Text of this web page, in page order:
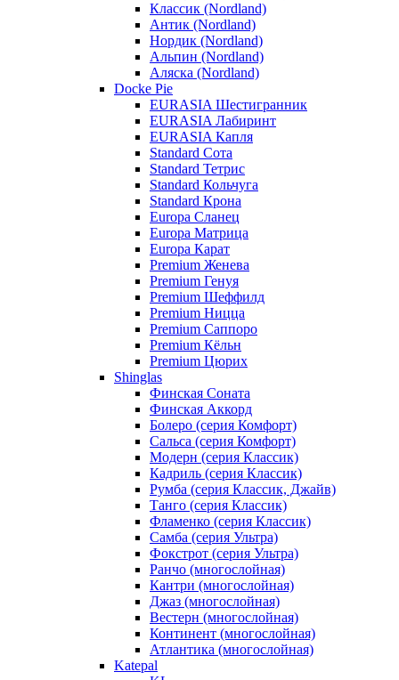
Классик (Nordland)
Антик (Nordland)
Нордик (Nordland)
Альпин (Nordland)
Аляска (Nordland)
Docke Pie
EURASIA Шестигранник
EURASIA Лабиринт
EURASIA Капля
Standard Сота
Standard Тетрис
Standard Кольчуга
Standard Крона
Europa Сланец
Europa Матрица
Europa Карат
Premium Женева
Premium Генуя
Premium Шеффилд
Premium Ницца
Premium Саппоро
Premium Кёльн
Premium Цюрих
Shinglas
Финская Соната
Финская Аккорд
Болеро (серия Комфорт)
Сальса (серия Комфорт)
Модерн (серия Классик)
Кадриль (серия Классик)
Румба (серия Классик, Джайв)
Танго (серия Классик)
Фламенко (серия Классик)
Самба (серия Ультра)
Фокстрот (серия Ультра)
Ранчо (многослойная)
Кантри (многослойная)
Джаз (многослойная)
Вестерн (многослойная)
Континент (многослойная)
Атлантика (многослойная)
Katepal